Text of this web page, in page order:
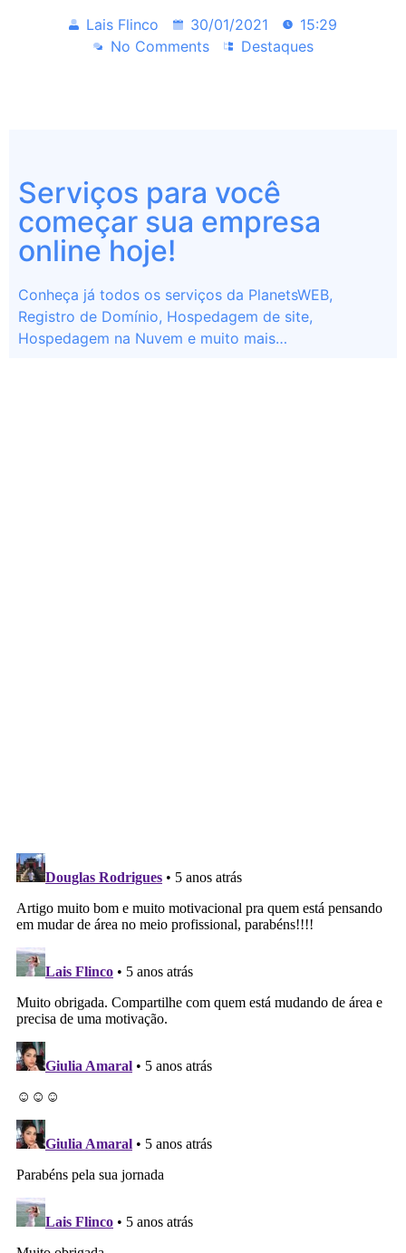
Lais Flinco 30/01/2021
15:29
No Comments
Destaques
Serviços para você
começar sua empresa
online hoje!
Conheça já todos os serviços da PlanetsWEB,
Registro de Domínio, Hospedagem de site,
Hospedagem na Nuvem e muito mais…